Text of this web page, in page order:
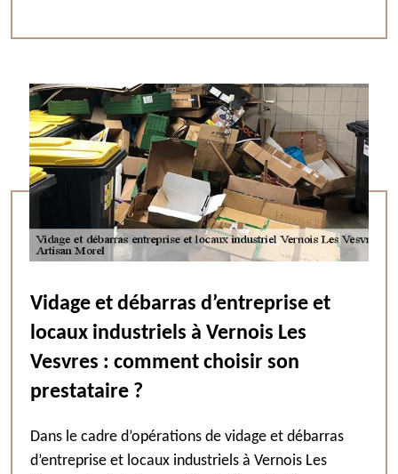
Vidage et débarras d’entreprise et
locaux industriels à Vernois Les
Vesvres : comment choisir son
prestataire ?
Dans le cadre d’opérations de vidage et débarras
d’entreprise et locaux industriels à Vernois Les